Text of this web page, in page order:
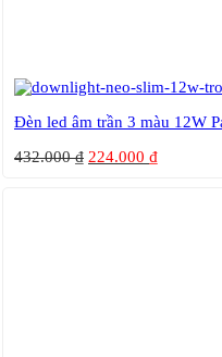
Đèn led âm trần 3 màu 12W
432.000₫ 224.000 ₫